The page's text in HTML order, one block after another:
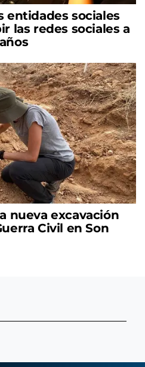
entidades sociales
las redes sociales a
nueva excavación
Civil en Son